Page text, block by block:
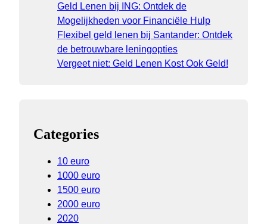
Geld Lenen bij ING: Ontdek de
Mogelijkheden voor Financiële Hulp
Flexibel geld lenen bij Santander: Ontdek
de betrouwbare leningopties
Vergeet niet: Geld Lenen Kost Ook Geld!
Categories
10 euro
1000 euro
1500 euro
2000 euro
2020